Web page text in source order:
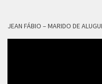
JEAN FÁBIO – MARIDO DE